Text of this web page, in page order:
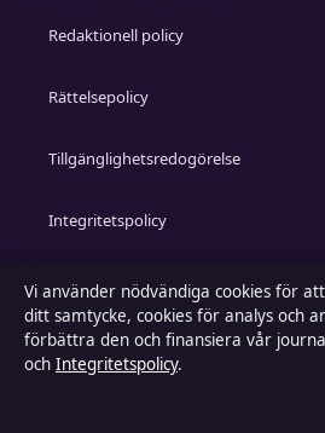
Redaktionell policy
Rättelsepolicy
Tillgänglighetsredogörelse
Integritetspolicy
Kändisar & integritet
Vi använder nödvändiga cookies för
ditt samtycke, cookies för analys och
förbättra den och finansiera vår
och Integritetspolicy.